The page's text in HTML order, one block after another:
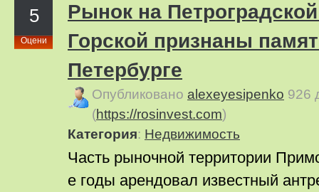
5
Оцени
Рынок на
Горской признаны
Петербурге
Опубликовано alexeyesipenko 926
(https://rosinvest.com)
Категория: Недвижимость
Часть рыночной территории
е годы арендовал известный